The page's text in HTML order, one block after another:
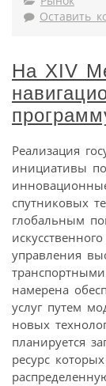
Оставить
На XIV
Реализация
инициативы
спутниковых
глобальным
управления
намерена
услуг путем
новых
планируется
ресурс